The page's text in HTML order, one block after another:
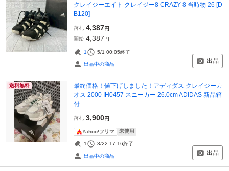
クレイジーエイト クレイジー8 CRAZY 8 当時物 26 [D
B120]
落札 4,387円
開始 4,387円
1 5/1 00:05終了
出品中の商品 出品
送料無料
最終価格！値下げしました！アディダス クレイジーカ
オス 2000 IH0457 スニーカー 26.0cm ADIDAS 新品箱
付
落札 3,900円
Yahoo!フリマ 未使用
1 3/22 17:16終了
出品中の商品 出品